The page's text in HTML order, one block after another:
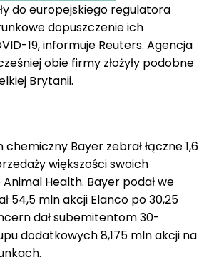
do europejskiego regulatora
dopuszczenie ich
19, informuje Reuters. Agencja
obie firmy złożyły podobne
Brytanii.
Bayer zebrał łączne 1,6
większości swoich
Animal Health. Bayer podał we
54,5 mln akcji Elanco po 30,25
dał subemitentom 30-
dodatkowych 8,175 mln akcji na